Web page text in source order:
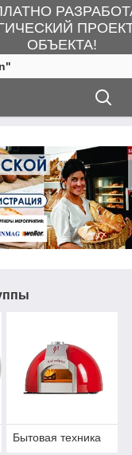
ОБЪЕКТА!
Бытовая техника